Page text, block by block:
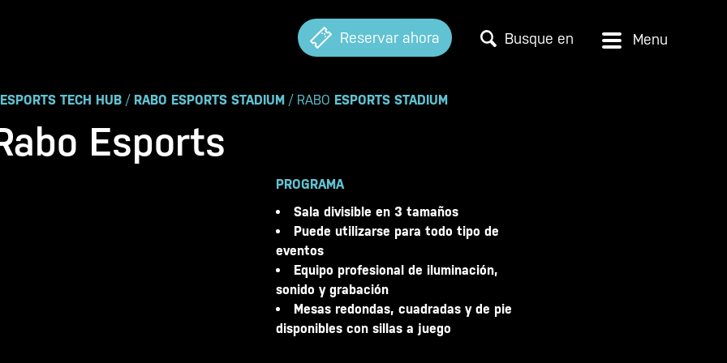
Reservar ahora Busque en
ESPORTS TECH HUB/ RABO ESPORTS STADIUM/ RABO ESPORTS STADIUM
Esports
PROGRAMA
Sala divisible en 3 tamaños
Puede utilizarse para todo tipo de
eventos
Equipo profesional de iluminación,
sonido y grabación
Mesas redondas, cuadradas y de pie
disponibles con sillas a juego